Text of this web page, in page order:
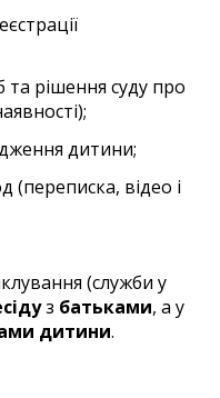
рішення суду про
дитини;
(переписка, відео і
(служби у
з батьками, а у
дитини.